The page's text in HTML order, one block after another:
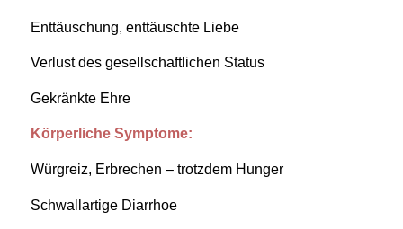
Enttäuschung, enttäuschte Liebe
Verlust des gesellschaftlichen Status
Gekränkte Ehre
Körperliche Symptome:
Würgreiz, Erbrechen – trotzdem Hunger
Schwallartige Diarrhoe